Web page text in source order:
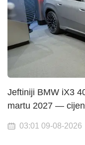
Jeftiniji BMW iX3
martu 2027 —
03:01 09-08-2026